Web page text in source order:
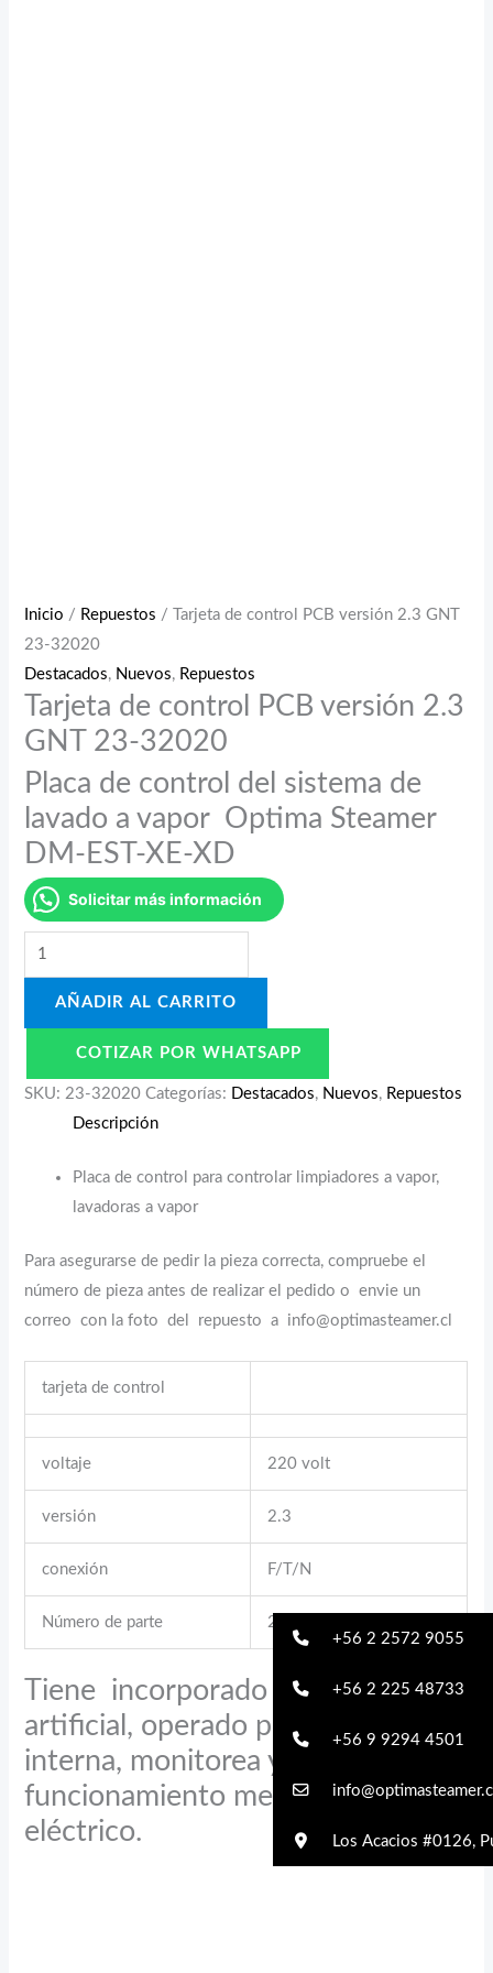
Inicio / Repuestos / Tarjeta de control PCB versión 2.3 GNT
23-32020
Destacados, Nuevos, Repuestos
Tarjeta de control PCB versión 2.3
GNT 23-32020
Placa de control del sistema de
lavado a vapor Optima Steamer
DM-EST-XE-XD
Solicitar más información
AÑADIR AL CARRITO
COTIZAR POR WHATSAPP
SKU:23-32020 Categorías: Destacados, Nuevos, Repuestos
Descripción
Placa de control para controlar limpiadores a vapor,
lavadoras a vapor
Para asegurarse de pedir la pieza correcta, compruebe el
número de pieza antes de realizar el pedido o envie un
correo con la foto del repuesto a info@optimasteamer.cl
tarjeta de control
voltaje 220 volt
versión 2.3
conexión F/T/N
Número de parte 20-32020
Tiene incorporado de inteligencia
artificial, operado por la CPU
interna, monitorea y controla su
funcionamiento mecánico y
eléctrico.
+56 2 2572 9055
+56 2 225 48733
+56 9 9294 4501
Los Acacios #0126,